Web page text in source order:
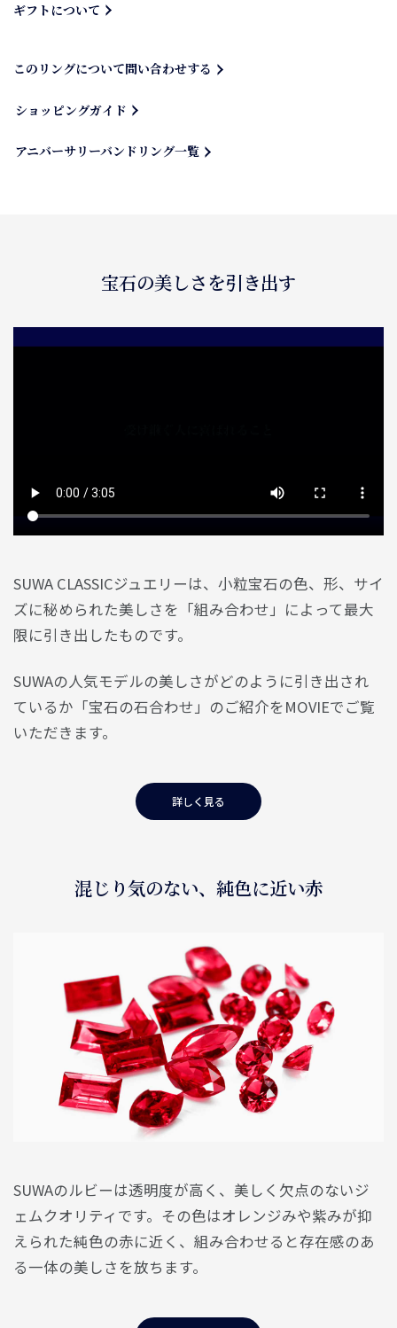
ギフトについて
このリングについて問い合わせする
ショッピングガイド
アニバーサリーバンドリング一覧
宝石の美しさを引き出す
SUWA CLASSICジュエリーは、小粒宝石の色、形、サイ
ズに秘められた美しさを「組み合わせ」によって最大
限に引き出したものです。
SUWAの人気モデルの美しさがどのように引き出され
ているか「宝石の石合わせ」のご紹介をMOVIEでご覧
いただきます。
詳しく見る
混じり気のない、純色に近い赤
SUWAのルビーは透明度が高く、美しく欠点のないジ
ェムクオリティです。その色はオレンジみや紫みが抑
えられた純色の赤に近く、組み合わせると存在感のあ
る一体の美しさを放ちます。